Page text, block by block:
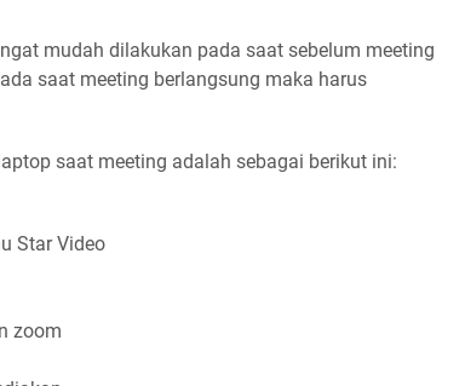
mudah dilakukan pada saat sebelum meeting
saat meeting berlangsung maka harus
saat meeting adalah sebagai berikut ini:
Star Video
zoom